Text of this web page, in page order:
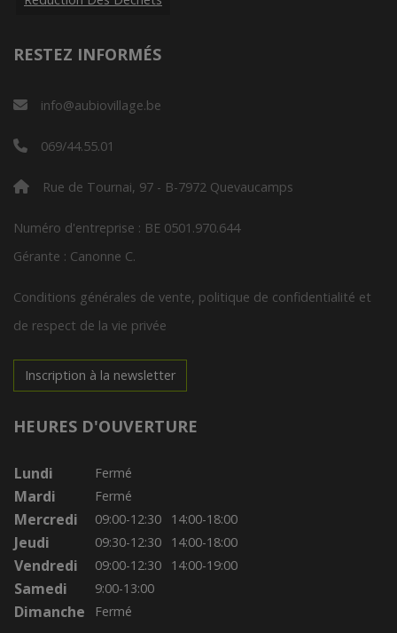
RESTEZ INFORMÉS
info@aubiovillage.be
069/44.55.01
Rue de Tournai, 97 - B-7972 Quevaucamps
Numéro d'entreprise : BE 0501.970.644
Gérante : Canonne C.
Conditions générales de vente, politique de confidentialité et
de respect de la vie privée
Inscription à la newsletter
HEURES D'OUVERTURE
Lundi Fermé
Mardi Fermé
Mercredi 09:00-12:30 14:00-18:00
Jeudi 09:30-12:30 14:00-18:00
Vendredi 09:00-12:30 14:00-19:00
Samedi 9:00-13:00
Dimanche Fermé